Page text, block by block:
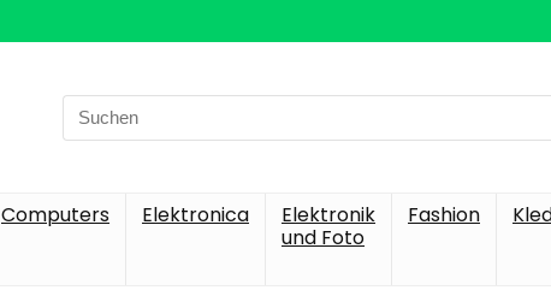
Search
for:
Computers Elektronica
Elektronik
und Foto
Fashion